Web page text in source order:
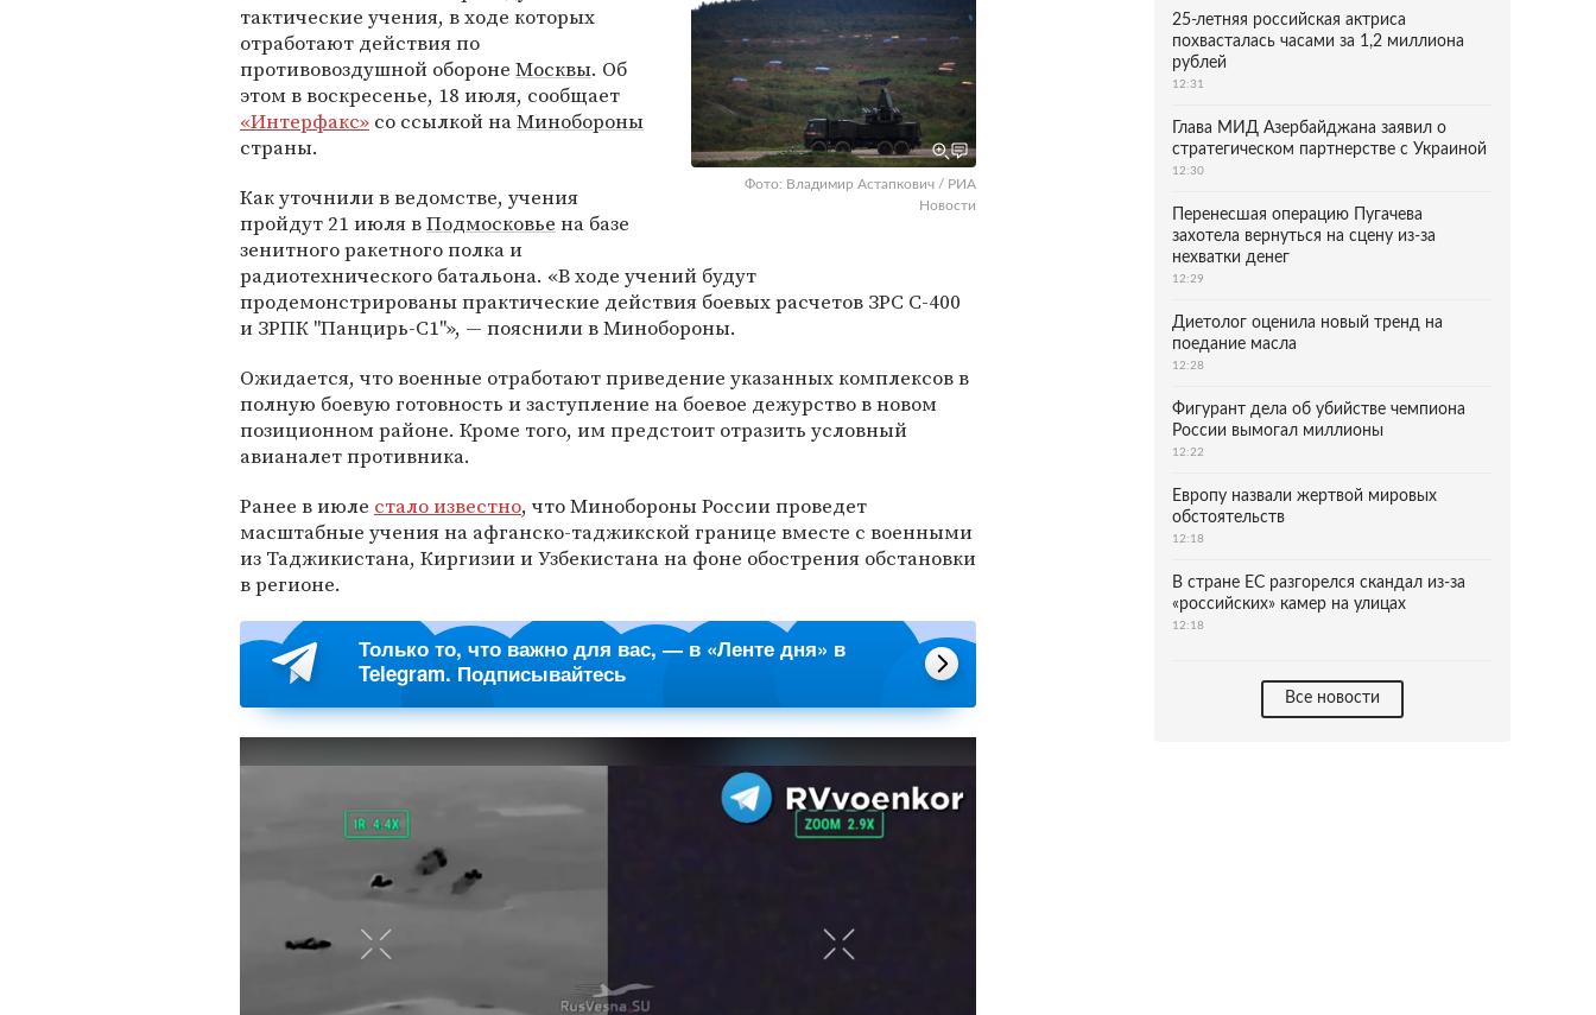
Фото: Владимир Астапкович / РИА
Новости
тактические учения, в ходе которых
отработают действия по
противовоздушной обороне Москвы. Об
этом в воскресенье, 18 июля, сообщает
«Интерфакс» со ссылкой наМинобороны
страны.
Как уточнили в ведомстве, учения
пройдут 21 июля вПодмосковье на базе
зенитного ракетного полка и
радиотехнического батальона. «В ходе учений будут
продемонстрированы практические действия боевых расчетов ЗРС С-400
и ЗРПК "Панцирь-С1"», — пояснили в Минобороны.
Ожидается, что военные отработают приведение указанных комплексов в
полную боевую готовность и заступление на боевое дежурство в новом
позиционном районе. Кроме того, им предстоит отразить условный
авианалет противника.
Ранее в июле стало известно, что Минобороны России проведет
масштабные учения на афганско-таджикской границе вместе с военными
из Таджикистана, Киргизии и Узбекистана на фоне обострения обстановки
в регионе.
Только то, что важно для вас, — в «Ленте дня» в
Telegram. Подписывайтесь
25-летняя российская актриса
похвасталась часами за 1,2 миллиона
рублей
12:31
Глава МИД Азербайджана заявил о
стратегическом партнерстве с Украиной
12:30
Перенесшая операцию Пугачева
захотела вернуться на сцену из-за
нехватки денег
12:29
Диетолог оценила новый тренд на
поедание масла
12:28
Фигурант дела об убийстве чемпиона
России вымогал миллионы
12:22
Европу назвали жертвой мировых
обстоятельств
12:18
В стране ЕС разгорелся скандал из-за
«российских» камер на улицах
12:18
Все новости